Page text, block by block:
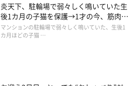
炎天下、駐輪場で弱々しく鳴いていた生
後1カ月の子猫を保護→1才の今、筋肉質
でツンデレなコに成長
マンションの駐輪場で弱々しく鳴いていた、生後1
カ月ほどの子猫 …